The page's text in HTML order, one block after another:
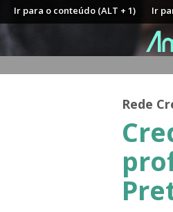
Ir para o conteúdo (ALT + 1) Ir
Rede